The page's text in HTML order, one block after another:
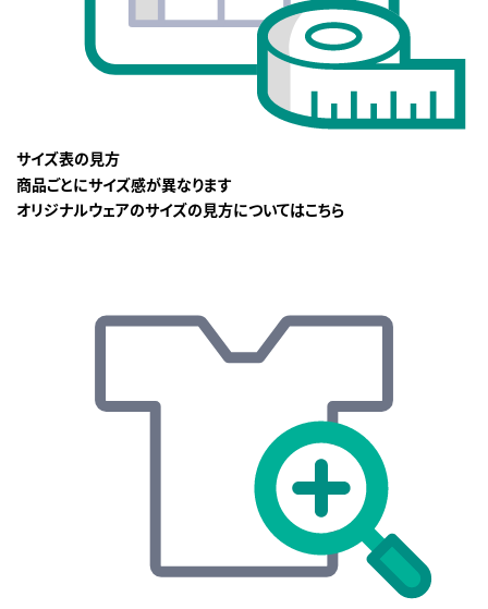
サイズ表の見方
商品ごとにサイズ感が異なります
オリジナルウェアのサイズの見方についてはこちら